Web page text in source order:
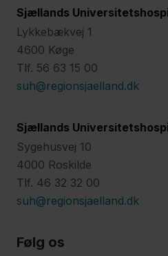
Sjællands
Lykkebækvej 1
4600 Køge
Tlf. 56 63 15 00
suh@regionsjaelland.dk
Sjællands
Sygehusvej 10
4000 Roskilde
Tlf. 46 32 32 00
suh@regionsjaelland.dk
Følg os